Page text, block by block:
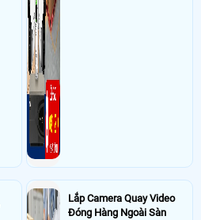
Lắp Camera Quay Video
Đóng Hàng Ngoài Sàn